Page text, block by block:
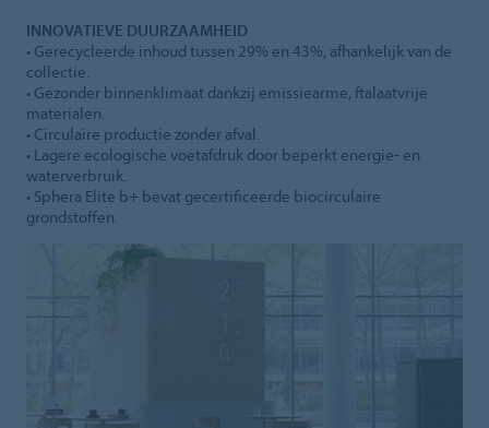
INNOVATIEVE DUURZAAMHEID
• Gerecycleerde inhoud tussen 29% en 43%, afhankelijk van de
collectie.
• Gezonder binnenklimaat dankzij emissiearme, ftalaatvrije
materialen.
• Circulaire productie zonder afval.
• Lagere ecologische voetafdruk door beperkt energie- en
waterverbruik.
• Sphera Elite b+ bevat gecertificeerde biocirculaire
grondstoffen.